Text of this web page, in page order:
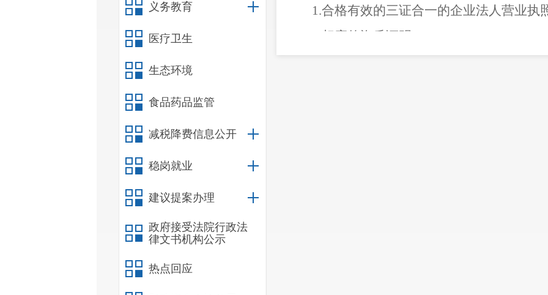
义务教育
医疗卫生
生态环境
食品药品监管
减税降费信息公开
稳岗就业
建议提案办理
政府接受法院行政法
律文书机构公示
热点回应
1.合格有效的三证合一的企业法人营业执
2.相应的资质证明；